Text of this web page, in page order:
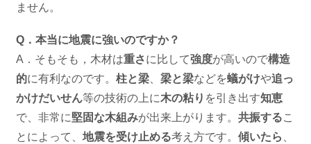
ません。
Q．本当に地震に強いのですか？
A．そもそも，木材は重さに比して強度が高いので構造
的に有利なのです。 柱と梁 梁と梁などを蟻がけや追っ
かけだいせん等の技術の上に木の粘り を引き出す知恵
で、非常に堅固な木組みが出来上がります。 共振するこ
とによって、 地震を受け止める考え方です。 傾いたら